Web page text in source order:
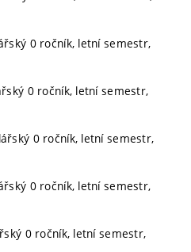
0 ročník, letní semestr,
0 ročník, letní semestr,
0 ročník, letní semestr,
0 ročník, letní semestr,
0 ročník, letní semestr,